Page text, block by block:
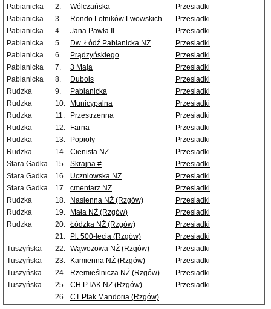
Pabianicka
2. Wólczańska
Przesiadki
Pabianicka
3. Rondo Lotników Lwowskich
Przesiadki
Pabianicka
4. Jana Pawła II
Przesiadki
Pabianicka
5. Dw. Łódź Pabianicka NŻ
Przesiadki
Pabianicka
6. Prądzyńskiego
Przesiadki
Pabianicka
7. 3 Maja
Przesiadki
Pabianicka
8. Dubois
Przesiadki
Rudzka
9. Pabianicka
Przesiadki
Rudzka
10. Municypalna
Przesiadki
Rudzka
11. Przestrzenna
Przesiadki
Rudzka
12. Farna
Przesiadki
Rudzka
13. Popioły
Przesiadki
Rudzka
14. Cienista NŻ
Przesiadki
Stara Gadka
15. Skrajna #
Przesiadki
Stara Gadka
16. Uczniowska NŻ
Przesiadki
Stara Gadka
17. cmentarz NŻ
Przesiadki
Rudzka
18. Nasienna NŻ (Rzgów)
Przesiadki
Rudzka
19. Mała NŻ (Rzgów)
Przesiadki
Rudzka
20. Łódzka NŻ (Rzgów)
Przesiadki
21.
Pl. 500-lecia (Rzgów)
Przesiadki
Tuszyńska
22. Wąwozowa NŻ (Rzgów)
Przesiadki
Tuszyńska
23. Kamienna NŻ (Rzgów)
Przesiadki
Tuszyńska
24. Rzemieślnicza NŻ (Rzgów)
Przesiadki
Tuszyńska
25. CH PTAK NŻ (Rzgów)
Przesiadki
26. CT Ptak Mandoria (Rzgów)